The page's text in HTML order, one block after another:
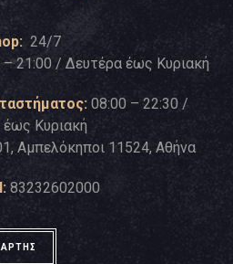
24/7
– 21:00 / Δευτέρα έως Κυριακή
08:00 – 22:30 /
Κυριακή
Αμπελόκηποι 11524, Αθήνα
83232602000